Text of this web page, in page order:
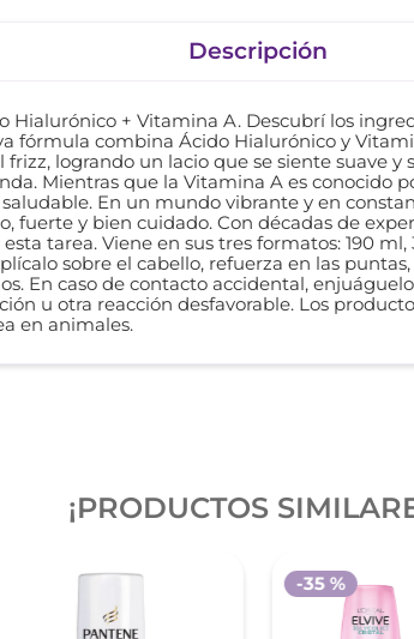
Descripción
Hialurónico + Vitamina A. Descubrí los
fórmula combina Ácido Hialurónico y
logrando un lacio que se siente suave y
Mientras que la Vitamina A es conocido
En un mundo vibrante y en
fuerte y bien cuidado. Con décadas de
tarea. Viene en sus tres formatos: 190
sobre el cabello, refuerza en las
En caso de contacto accidental,
u otra reacción desfavorable. Los
en animales.
¡PRODUCTOS
-35 %